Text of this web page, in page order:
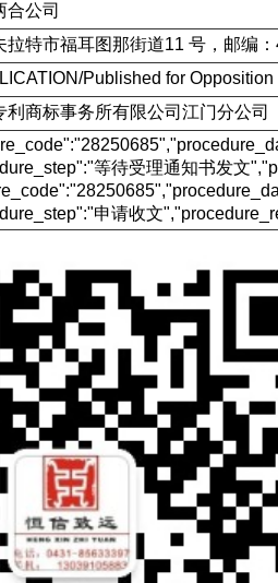
合公司
拉特市福耳图那街道11 号，邮编
Published for
利商标事务所有限公司江门分公司
等待受理通知书发文
申请收文